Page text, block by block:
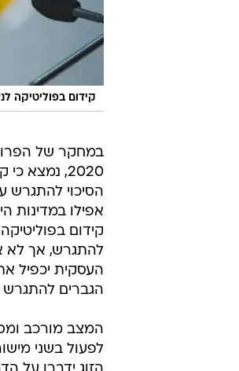
קידום בפוליטיקה
במחקר של
2020, נמצא
הסיכוי להתגרש
אפילו במדינות
קידום
להתגרש, אך לא
העסקית יכפיל
הגברים להתגרש - תוך 3
המצב מורכב
לפעול בשני